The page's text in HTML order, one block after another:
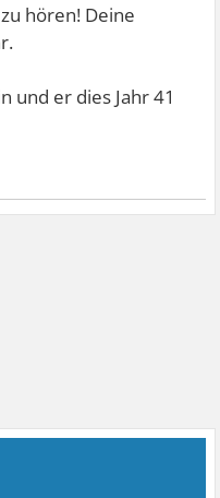
hören! Deine
und er dies Jahr 41